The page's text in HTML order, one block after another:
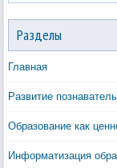
Разделы
Главная
Развитие
Образование как
Информатизация